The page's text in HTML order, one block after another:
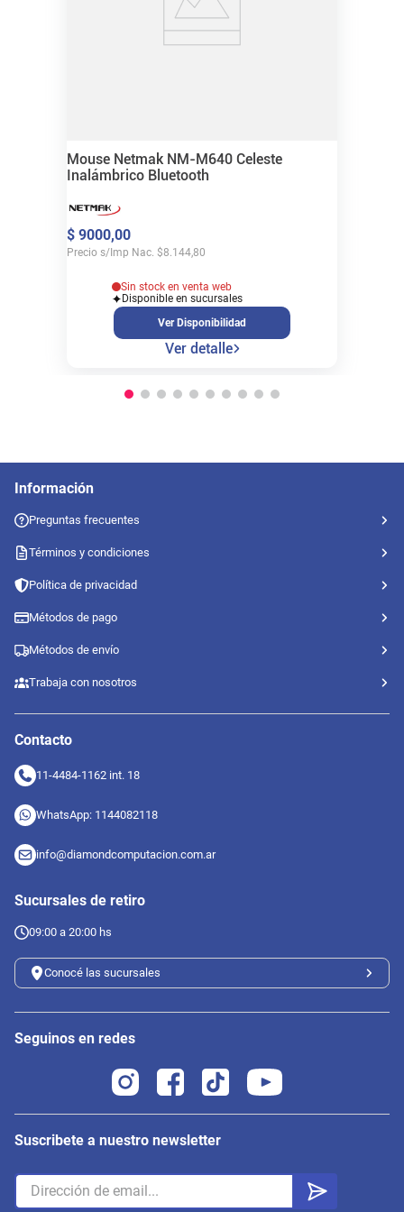
Mouse Netmak NM-M640 Celeste
Inalámbrico Bluetooth
$ 9000,00
Precio s/Imp Nac. $8.144,80
Sin stock en venta web
Disponible en sucursales
Ver Disponibilidad
Ver detalle
Información
Preguntas frecuentes
Términos y condiciones
Política de privacidad
Métodos de pago
Métodos de envío
Trabaja con nosotros
Contacto
11-4484-1162 int. 18
WhatsApp: 1144082118
info@diamondcomputacion.com.ar
Sucursales de retiro
09:00 a 20:00 hs
Conocé las sucursales
Seguinos en redes
Suscribete a nuestro newsletter